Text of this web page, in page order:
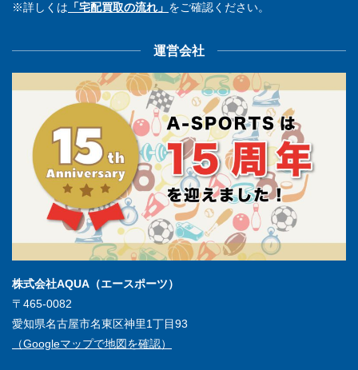
※詳しくは 「宅配買取の流れ」 をご確認ください。
運営会社
株式会社AQUA（エースポーツ）
〒465-0082
愛知県名古屋市名東区神里1丁目93
（Googleマップで地図を確認）